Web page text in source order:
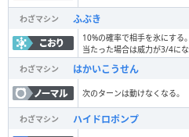
わざマシン ふぶき
10%の確率で相手を氷にする
当たった場合は威力が3/4にな
わざマシン
はかいこうせん
次のターンは動けなくなる。
わざマシン ハイドロポンプ